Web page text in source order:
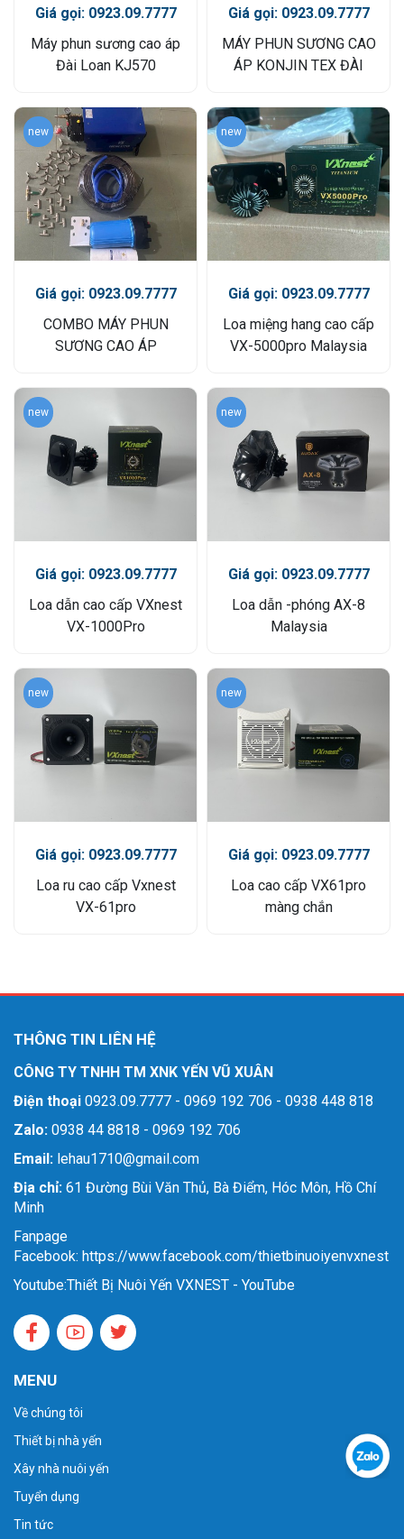
Giá gọi: 0923.09.7777
Máy phun sương cao áp
Đài Loan KJ570
Giá gọi: 0923.09.7777
MÁY PHUN SƯƠNG CAO
ÁP KONJIN TEX ĐÀI
new
Giá gọi: 0923.09.7777
COMBO MÁY PHUN
SƯƠNG CAO ÁP
new
Giá gọi: 0923.09.7777
Loa miệng hang cao cấp
VX-5000pro Malaysia
new
Giá gọi: 0923.09.7777
Loa dẫn cao cấp VXnest
VX-1000Pro
new
Giá gọi: 0923.09.7777
Loa dẫn -phóng AX-8
Malaysia
new
Giá gọi: 0923.09.7777
Loa ru cao cấp Vxnest
VX-61pro
new
Giá gọi: 0923.09.7777
Loa cao cấp VX61pro
màng chắn
THÔNG TIN LIÊN HỆ
CÔNG TY TNHH TM XNK YẾN VŨ XUÂN
Điện thoại 0923.09.7777 - 0969 192 706 - 0938 448 818
Zalo: 0938 44 8818 - 0969 192 706
Email: lehau1710@gmail.com
Địa chỉ: 61 Đường Bùi Văn Thủ, Bà Điểm, Hóc Môn, Hồ Chí
Minh
Fanpage
Facebook: https://www.facebook.com/thietbinuoiyenvxnest
Youtube:Thiết Bị Nuôi Yến VXNEST - YouTube
MENU
Về chúng tôi
Thiết bị nhà yến
Xây nhà nuôi yến
Tuyển dụng
Tin tức